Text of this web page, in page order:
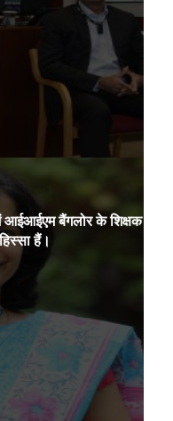
बैंगलोर के शिक्षक
हैं।